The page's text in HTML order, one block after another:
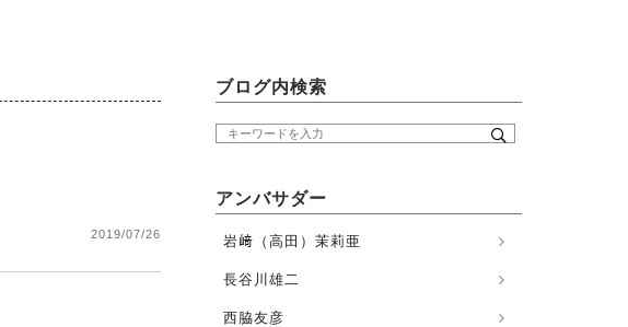
2019/07/26
ブログ内検索
アンバサダー
岩﨑（高田）茉莉亜
長谷川雄二
西脇友彦